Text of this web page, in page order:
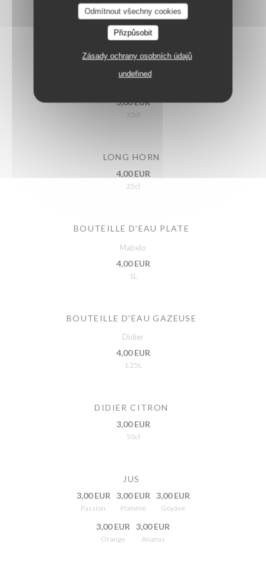
Odmítnout všechny cookies
Přizpůsobit
Zásady ochrany osobních údajů
undefined
COCA ZERO
4,00 EUR
50cl
3,00 EUR
33cl
LONG HORN
4,00 EUR
25cl
BOUTEILLE D'EAU PLATE
Mabelo
4,00 EUR
1L
BOUTEILLE D'EAU GAZEUSE
Didier
4,00 EUR
1,25L
DIDIER CITRON
3,00 EUR
50cl
JUS
3,00 EUR
Passion
3,00 EUR
Pomme
3,00 EUR
Goyave
3,00 EUR
Orange
3,00 EUR
Ananas